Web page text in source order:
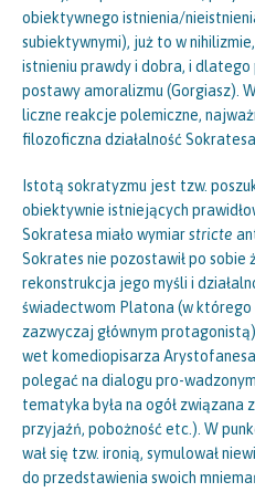
obiektywnego istnienia/
subiektywnymi), już to w
istnieniu prawdy i dobra, i
postawy amoralizmu (Gorgiasz).
liczne reakcje polemiczne,
filozoficzna działalność Sokratesa
Istotą sokratyzmu jest tzw.
obiektywnie istniejących
Sokratesa miało wymiarstricte
Sokrates nie pozostawił po sobie
rekonstrukcja jego myśli i
świadectwom Platona (w
zazwyczaj głównym
wet komediopisarza
polegać na dialogu pro-
tematyka była na ogół związana
przyjaźń, pobożność etc.). W
wał się tzw. ironią, symulował
do przedstawienia swoich